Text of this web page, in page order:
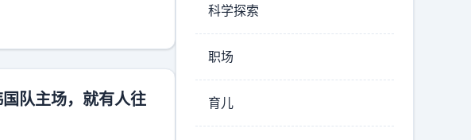
豪门俱乐部葡萄牙体
中国德转身价最高的
队主场，就有人往
科学探索
职场
育儿